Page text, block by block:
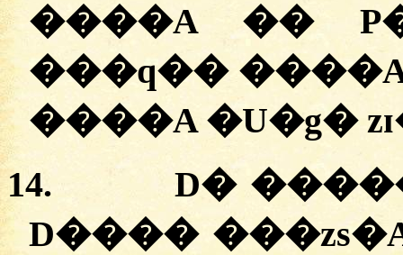
����A ��
���q��
����A �U�g�
14.
D�
D����